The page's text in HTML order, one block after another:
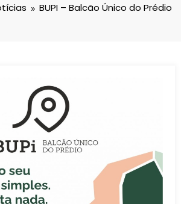
BUPI – Balcão Único do Prédio